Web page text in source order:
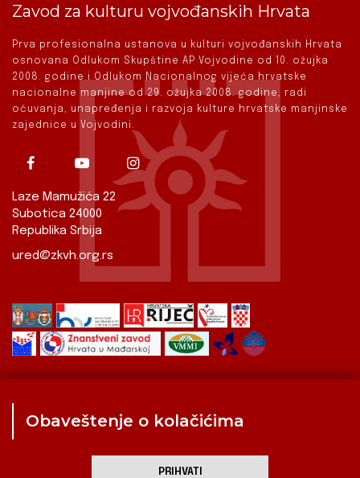
Zavod za kulturu vojvođanskih Hrvata
Prva profesionalna ustanova u kulturi vojvođanskih Hrvata
osnovana Odlukom Skupštine AP Vojvodine od 10. ožujka
2008. godine i Odlukom Nacionalnog vijeća hrvatske
nacionalne manjine od 29. ožujka 2008. godine, radi
očuvanja, unapređenja i razvoja kulture hrvatske manjinske
zajednice u Vojvodini.
Laze Mamužića 22
Subotica 24000
Republika Srbija
ured@zkvh.org.rs
Kulturna scena
Obaveštenje o kolačićima
PRIHVATI